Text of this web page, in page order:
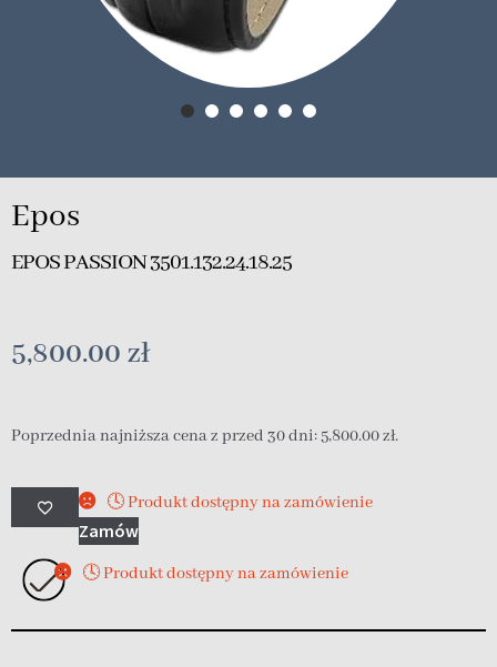
Epos
EPOS PASSION 3501.132.24.18.25
5,800.00 zł
Poprzednia najniższa cena z przed 30 dni:5,800.00zł.
🕓 Produkt dostępny na zamówienie
Zamów
🕓 Produkt dostępny na zamówienie